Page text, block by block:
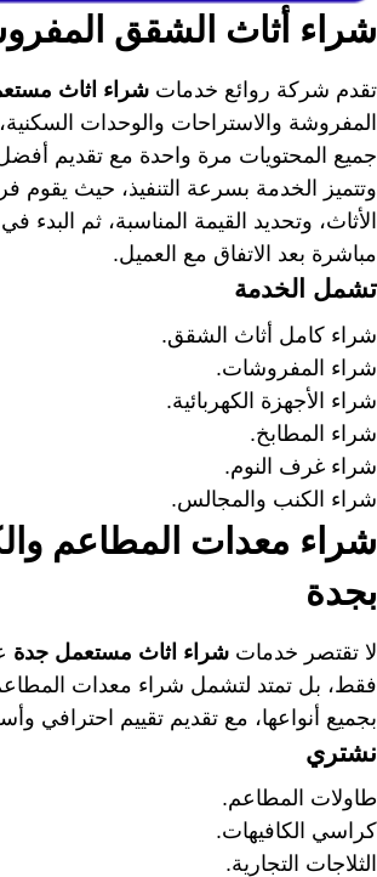
شراء أثاث الشقق
تقدم شركة روائع خدمات شراء اثاث
المفروشة والاستراحات والوحدات
جميع المحتويات مرة واحدة مع تقديم
وتتميز الخدمة بسرعة التنفيذ، حيث يقوم
الأثاث، وتحديد القيمة المناسبة، ثم البدء
مباشرة بعد الاتفاق مع العميل.
تشمل الخدمة
شراء كامل أثاث الشقق.
شراء المفروشات.
شراء الأجهزة الكهربائية.
شراء المطابخ.
شراء غرف النوم.
شراء الكنب والمجالس.
شراء معدات المطاعم
بجدة
لا تقتصر خدمات شراء اثاث مستعمل جدة
فقط، بل تمتد لتشمل شراء معدات
بجميع أنواعها، مع تقديم تقييم احترافي
نشتري
طاولات المطاعم.
كراسي الكافيهات.
الثلاجات التجارية.